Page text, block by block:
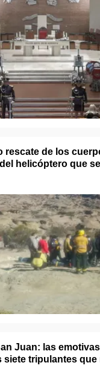
rescate de los
helicóptero que
Juan: las emotivas
siete tripulantes que